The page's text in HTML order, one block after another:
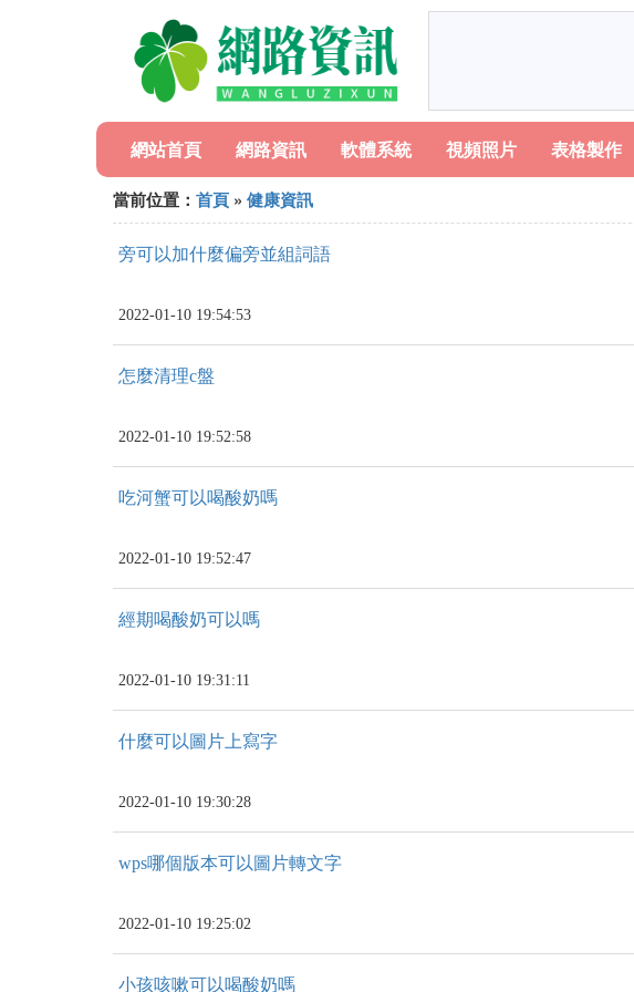
網站首頁 網路資訊 軟體系統 視頻照片 表格製作
當前位置： 首頁 » 健康資訊
旁可以加什麼偏旁並組詞語
2022-01-10 19:54:53
怎麼清理c盤
2022-01-10 19:52:58
吃河蟹可以喝酸奶嗎
2022-01-10 19:52:47
經期喝酸奶可以嗎
2022-01-10 19:31:11
什麼可以圖片上寫字
2022-01-10 19:30:28
wps哪個版本可以圖片轉文字
2022-01-10 19:25:02
小孩咳嗽可以喝酸奶嗎